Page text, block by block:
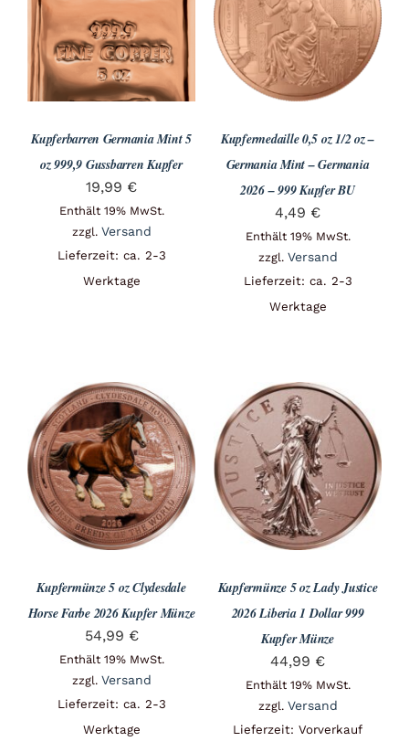
Angebote
Über Uns
Kupferbarren Germania Mint 5
oz 999,9 Gussbarren Kupfer
19,99 €
Enthält 19% MwSt.
zzgl. Versand
Lieferzeit: ca. 2-3
Werktage
Kupfermedaille 0,5 oz 1/2 oz –
Germania Mint – Germania
2026 – 999 Kupfer BU
4,49 €
Enthält 19% MwSt.
zzgl. Versand
Lieferzeit: ca. 2-3
Werktage
Kupfermünze 5 oz Clydesdale
Horse Farbe 2026 Kupfer Münze
54,99 €
Enthält 19% MwSt.
zzgl. Versand
Lieferzeit: ca. 2-3
Werktage
Kupfermünze 5 oz Lady Justice
2026 Liberia 1 Dollar 999
Kupfer Münze
44,99 €
Enthält 19% MwSt.
zzgl. Versand
Lieferzeit: Vorverkauf